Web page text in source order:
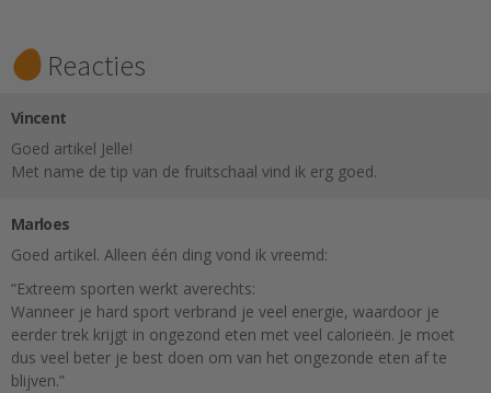
Reacties
Vincent
Goed artikel Jelle!
Met name de tip van de fruitschaal vind ik erg goed.
Marloes
Goed artikel. Alleen één ding vond ik vreemd:
“Extreem sporten werkt averechts:
Wanneer je hard sport verbrand je veel energie, waardoor je
eerder trek krijgt in ongezond eten met veel calorieën. Je moet
dus veel beter je best doen om van het ongezonde eten af te
blijven.”